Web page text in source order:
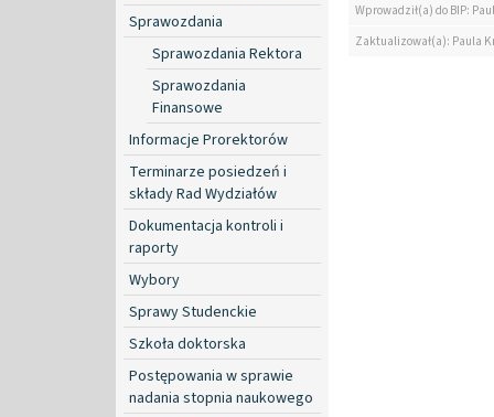
Sprawozdania
Sprawozdania Rektora
Sprawozdania
Finansowe
Informacje Prorektorów
Terminarze posiedzeń i
składy Rad Wydziałów
Dokumentacja kontroli i
raporty
Wybory
Sprawy Studenckie
Szkoła doktorska
Postępowania w sprawie
nadania stopnia naukowego
Wprowadził(a) do BIP:
Zaktualizował(a): Paula